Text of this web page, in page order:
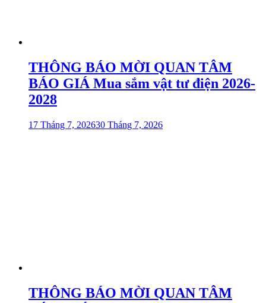
THÔNG BÁO MỜI QUAN TÂM
BÁO GIÁ Mua sắm vật tư điện 2026-
2028
17 Tháng 7, 202630 Tháng 7, 2026
THÔNG BÁO MỜI QUAN TÂM